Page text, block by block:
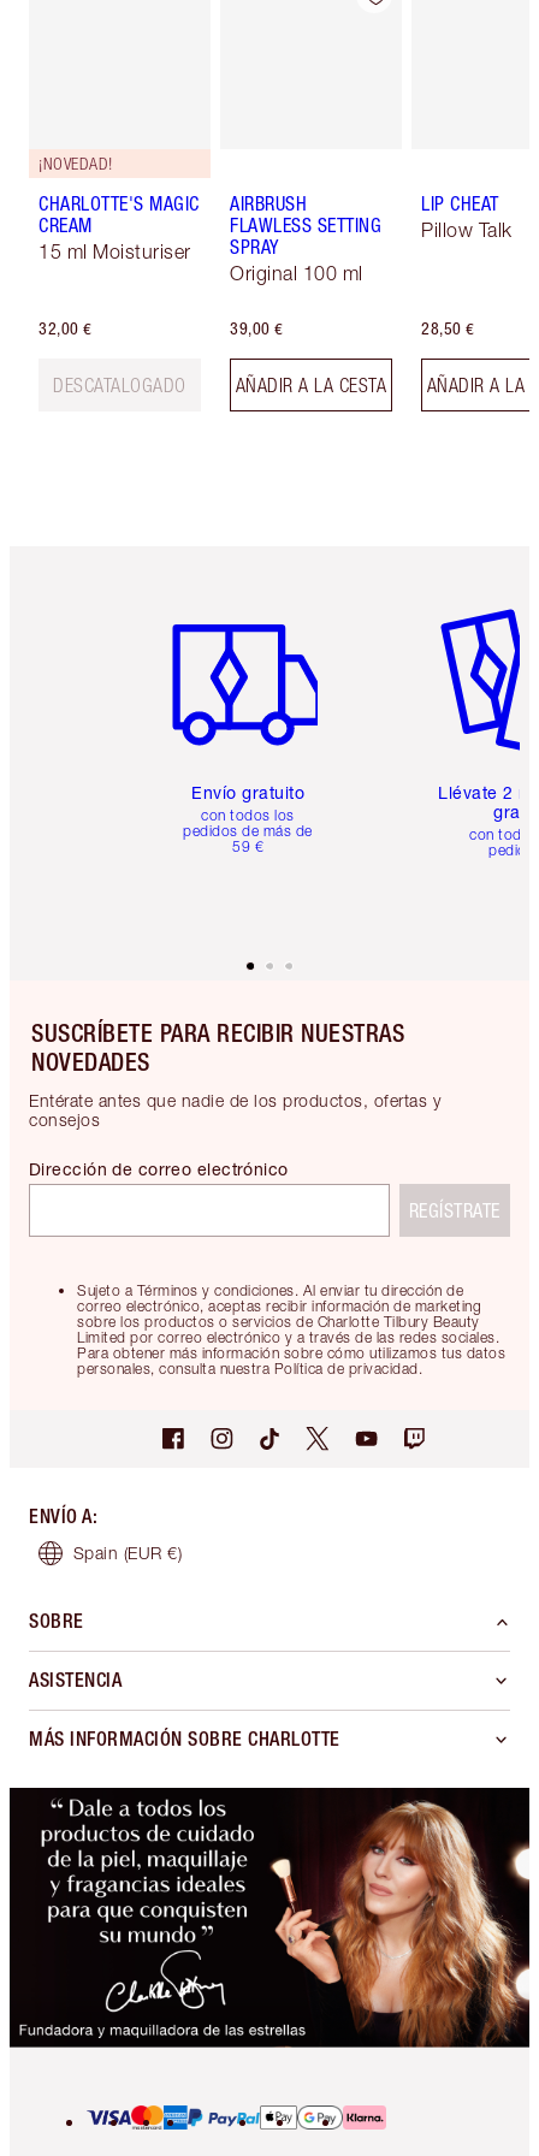
¡NOVEDAD!
CHARLOTTE'S MAGIC
CREAM
15 ml Moisturiser
32,00 €
DESCATALOGADO
AIRBRUSH
FLAWLESS SETTING
SPRAY
Original 100 ml
39,00 €
AÑADIR A LA CESTA
LIP CHEAT
Pillow Talk
28,50 €
AÑADIR A LA
Envío gratuito
con todos los
pedidos de más de
59 €
Llévate 2
gratis
con
SUSCRÍBETE PARA RECIBIR NUESTRAS
NOVEDADES
Entérate antes que nadie de los productos, ofertas y
consejos
Sujeto a Términos y condiciones. Al enviar tu dirección de
correo electrónico, aceptas recibir información de marketing
sobre los productos o servicios de Charlotte Tilbury Beauty
Limited por correo electrónico y a través de las redes sociales.
Para obtener más información sobre cómo utilizamos tus datos
personales, consulta nuestra Política de privacidad.
Dirección de correo electrónico
REGÍSTRATE
ENVÍO A:
Spain (EUR €)
SOBRE
ASISTENCIA
MÁS INFORMACIÓN SOBRE CHARLOTTE